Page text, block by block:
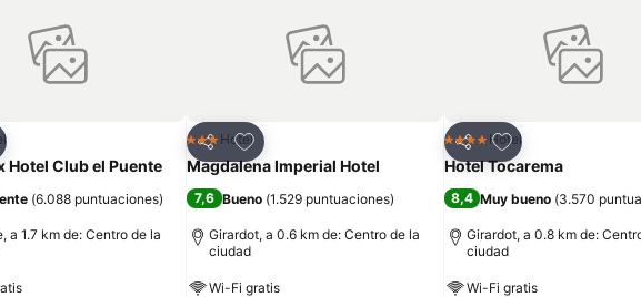
a favoritos
Hotel Club el Puente
(6.088 puntuaciones)
a 1.7 km de: Centro de la
Compartir
Agregar a favoritos
3 Estrellas
Hotel
Magdalena Imperial Hotel
7,6 Bueno (1.529 puntuaciones)
Girardot, a 0.6 km de: Centro de la
ciudad
Wi-Fi gratis
Compartir
Agregar a
4 EstrellasHotel
Hotel Tocarema
8,4 Muy bueno (3.570
Girardot, a 0.8 km de:
ciudad
Wi-Fi gratis